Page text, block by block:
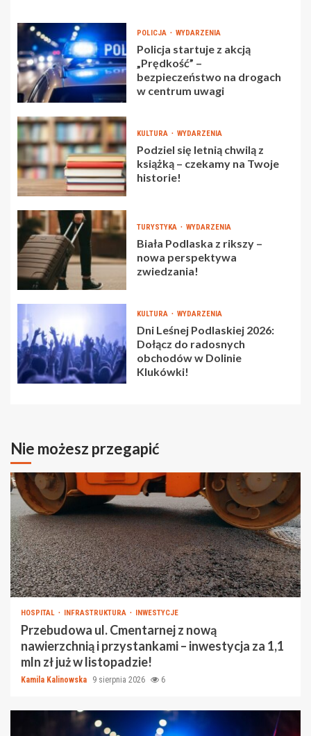
POLICJA WYDARZENIA
Policja startuje z akcją
„Prędkość” –
bezpieczeństwo na drogach
w centrum uwagi
KULTURA WYDARZENIA
Podziel się letnią chwilą z
książką – czekamy na Twoje
historie!
TURYSTYKA WYDARZENIA
Biała Podlaska z rikszy –
nowa perspektywa
zwiedzania!
KULTURA WYDARZENIA
Dni Leśnej Podlaskiej 2026:
Dołącz do radosnych
obchodów w Dolinie
Klukówki!
Nie możesz przegapić
HOSPITAL INFRASTRUKTURA INWESTYCJE
Przebudowa ul. Cmentarnej z nową
nawierzchnią i przystankami – inwestycja za 1,1
mln zł już w listopadzie!
Kamila Kalinowska 9 sierpnia 2026 6